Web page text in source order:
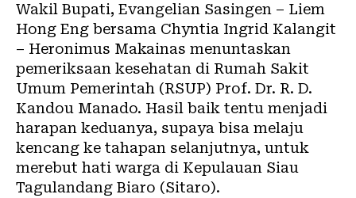
Wakil Bupati, Evangelian Sasingen – Liem
Hong Eng bersama Chyntia Ingrid Kalangit
– Heronimus Makainas menuntaskan
pemeriksaan kesehatan di Rumah Sakit
Umum Pemerintah (RSUP) Prof. Dr. R. D.
Kandou Manado. Hasil baik tentu menjadi
harapan keduanya, supaya bisa melaju
kencang ke tahapan selanjutnya, untuk
merebut hati warga di Kepulauan Siau
Tagulandang Biaro (Sitaro).